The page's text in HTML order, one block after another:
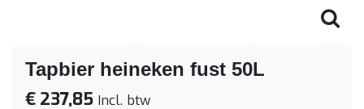
Tapbier heineken fust 50L
€ 237,85 Incl. btw